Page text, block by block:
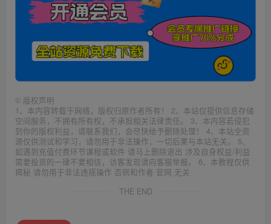
© 版权声明
1、本内容转载于网络，版权归原作者所有！ 2、本站仅提供信息存储
空间服务，不拥有所有权，不承担相关法律责任。 3、本内容若侵犯
到你的版权利益，请联系我们，会尽快给予删除处理！ 4、本站全资
源仅供测试和学习，请勿用于非法操作，一切后果与本站无关。 5、
如遇到充值付费环节课程或软件 请马上删除退出 涉及自身权益/利益
需要投资的一律不要相信，访客发现请向客服举报。 6、本教程仅供
揭秘 请勿用于非法违规操作 否则和作者 官网 无关
THE END